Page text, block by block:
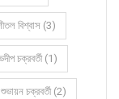
বিশ্বাস (3)
চক্রবর্তী (1)
শুভায়ন চক্রবর্তী (2)